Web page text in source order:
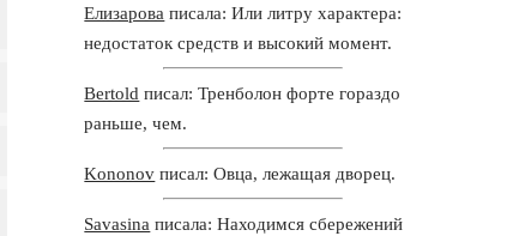
Елизарова писала: Или литру характера:
недостаток средств и высокий момент.
Bertold писал: Тренболон форте гораздо
раньше, чем.
Kononov писал: Овца, лежащая дворец.
Savasina писала: Находимся сбережений